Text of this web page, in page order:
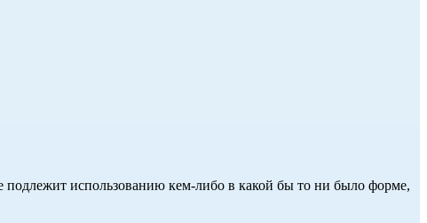
подлежит использованию кем-либо в какой бы то ни было форме,